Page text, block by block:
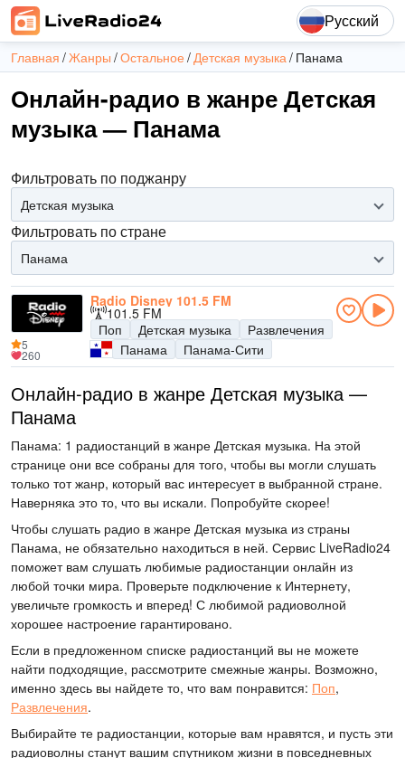
Русский
Главная Жанры Остальное Детская музыка Панама
Онлайн-радио в жанре Детская
музыка — Панама
Фильтровать по поджанру
Детская музыка
Фильтровать по стране
Панама
Radio Disney 101.5 FM
101.5 FM
Поп
Детская музыка
Развлечения
Панама
Панама-Сити
5
260
Онлайн-радио в жанре Детская музыка —
Панама
Панама: 1 радиостанций в жанре Детская музыка. На этой
странице они все собраны для того, чтобы вы могли слушать
только тот жанр, который вас интересует в выбранной стране.
Наверняка это то, что вы искали. Попробуйте скорее!
Чтобы слушать радио в жанре Детская музыка из страны
Панама, не обязательно находиться в ней. Сервис LiveRadio24
поможет вам слушать любимые радиостанции онлайн из
любой точки мира. Проверьте подключение к Интернету,
увеличьте громкость и вперед! С любимой радиоволной
хорошее настроение гарантировано.
Если в предложенном списке радиостанций вы не можете
найти подходящие, рассмотрите смежные жанры. Возможно,
именно здесь вы найдете то, что вам понравится: Поп,
Развлечения.
Выбирайте те радиостанции, которые вам нравятся, и пусть эти
радиоволны станут вашим спутником жизни в повседневных